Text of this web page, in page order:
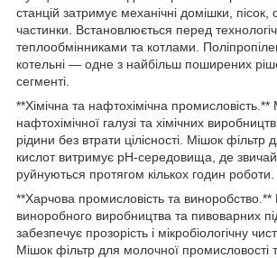
станцій затримує механічні домішки, пісок,
частинки. Встановлюється перед
теплообмінниками та котлами.
котельні — одне з найбільш поширених
сегменті.
**Хімічна та нафтохімічна
нафтохімічної галузі та хімічних
рідини без втрати цілісності. Мішок
кислот витримує рН-середовища, де
руйнуються протягом кількох годин роботи.
**Харчова промисловість та
виноробного виробництва та пивоварних
забезпечує прозорість і мікробіологічну
Мішок фільтр для молочної промисловості